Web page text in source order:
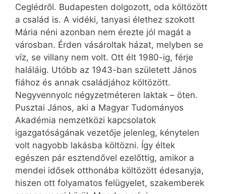
Ceglédről. Budapesten dolgozott, oda költözött
a család is. A vidéki, tanyasi élethez szokott
Mária néni azonban nem érezte jól magát a
városban. Érden vásároltak házat, melyben se
víz, se villany nem volt. Ott élt 1980-ig, férje
haláláig. Utóbb az 1943-ban született János
fiához és annak családjához költözött.
Negyvennyolc négyzetméteren laktak – öten.
Pusztai János, aki a Magyar Tudományos
Akadémia nemzetközi kapcsolatok
igazgatóságának vezetője jelenleg, kénytelen
volt nagyobb lakásba költözni. Így éltek
egészen pár esztendővel ezelőttig, amikor a
mendei idősek otthonába költözött édesanyja,
hiszen ott folyamatos felügyelet, szakemberek